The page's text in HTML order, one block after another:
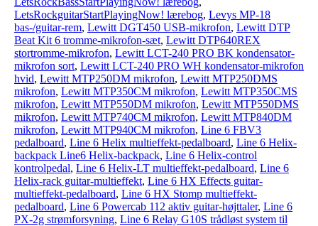
LetsRockguitarStartPlayingNow! lærebog, Levys MP-18
bas-/guitar-rem, Lewitt DGT450 USB-mikrofon, Lewitt DTP
Beat Kit 6 tromme-mikrofon-sæt, Lewitt DTP640REX
stortromme-mikrofon, Lewitt LCT-240 PRO BK kondensator-
mikrofon sort, Lewitt LCT-240 PRO WH kondensator-mikrofon
hvid, Lewitt MTP250DM mikrofon, Lewitt MTP250DMS
mikrofon, Lewitt MTP350CM mikrofon, Lewitt MTP350CMS
mikrofon, Lewitt MTP550DM mikrofon, Lewitt MTP550DMS
mikrofon, Lewitt MTP740CM mikrofon, Lewitt MTP840DM
mikrofon, Lewitt MTP940CM mikrofon, Line 6 FBV3
pedalboard, Line 6 Helix multieffekt-pedalboard, Line 6 Helix-
backpack Line6 Helix-backpack, Line 6 Helix-control
kontrolpedal, Line 6 Helix-LT multieffekt-pedalboard, Line 6
Helix-rack guitar-multieffekt, Line 6 HX Effects guitar-
multieffekt-pedalboard, Line 6 HX Stomp multieffekt-
pedalboard, Line 6 Powercab 112 aktiv guitar-højttaler, Line 6
PX-2g strømforsyning, Line 6 Relay G10S trådløst system til